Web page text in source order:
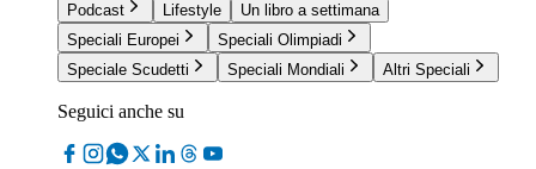
Podcast
Lifestyle
Un libro a settimana
Speciali Europei
Speciali Olimpiadi
Speciale Scudetti
Speciali Mondiali Altri Speciali
Seguici anche su